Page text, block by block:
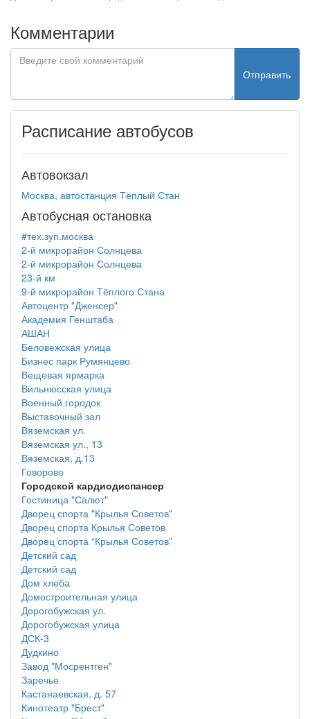
Комментарии
Отправить
Расписание автобусов
Автовокзал
Москва, автостанция Тёплый Стан
Автобусная остановка
#тех.зуп.москва
2-й микрорайон Солнцева
2-й микрорайон Солнцева
23-й км
9-й микрорайон Тёплого Стана
Автоцентр "Дженсер"
Академия Генштаба
АШАН
Беловежская улица
Бизнес парк Румянцево
Вещевая ярмарка
Вильнюсская улица
Военный городок
Выставочный зал
Вяземская ул.
Вяземская ул., 13
Вяземская, д.13
Говорово
Городской кардиодиспансер
Гостиница "Салют"
Дворец спорта "Крылья Советов"
Дворец спорта Крылья Советов
Дворец спорта “Крылья Советов”
Детский сад
Детский сад
Дом хлеба
Домостроительная улица
Дорогобужская ул.
Дорогобужская улица
ДСК-3
Дудкино
Завод "Мосрентген"
Заречье
Кастанаевская, д. 57
Кинотеатр "Брест"